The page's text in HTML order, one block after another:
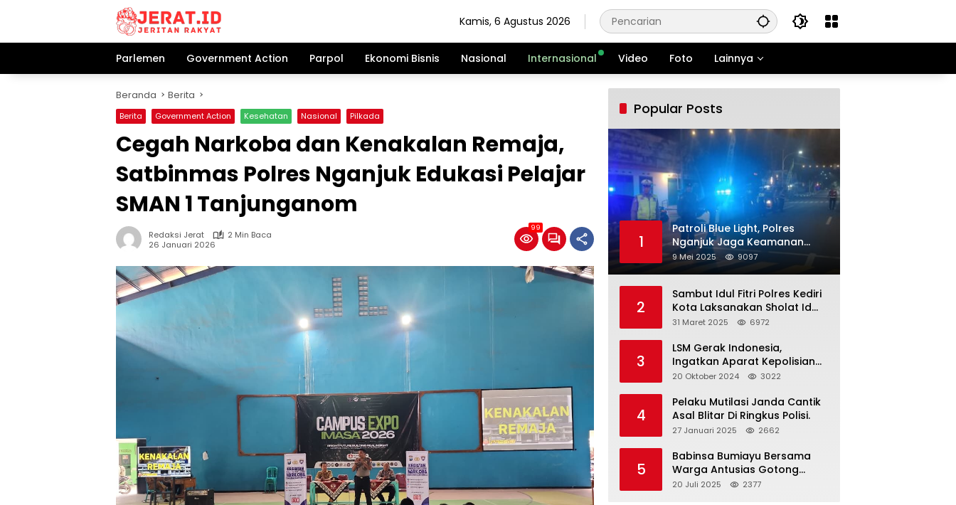
Kamis, 6 Agustus 2026
Parlemen Government Action Parpol Ekonomi Bisnis Nasional Internasional Video Foto Lainnya
Beranda Berita
Berita Government Action Kesehatan Nasional Pilkada
Cegah Narkoba dan Kenakalan Remaja,
Satbinmas Polres Nganjuk Edukasi Pelajar
SMAN 1 Tanjunganom
Redaksi Jerat
2 Min Baca
26 Januari 2026
99
Popular Posts
1
Patroli Blue Light, Polres
Nganjuk Jaga Keamanan
Jelang Long Weekend
9 Mei 2025 9097
2
Sambut Idul Fitri Polres Kediri
Kota Laksanakan Sholat Id
dan Gelar Halalbihalal
31 Maret 2025 6972
3
LSM Gerak Indonesia,
Ingatkan Aparat Kepolisian
Polres Blitar Kota “Tri Brata
20 Oktober 2024 3022
4
Pelaku Mutilasi Janda Cantik
Asal Blitar Di Ringkus Polisi.
27 Januari 2025 2662
5
Babinsa Bumiayu Bersama
Warga Antusias Gotong
Royong Bersihkan Jalan
20 Juli 2025 2377